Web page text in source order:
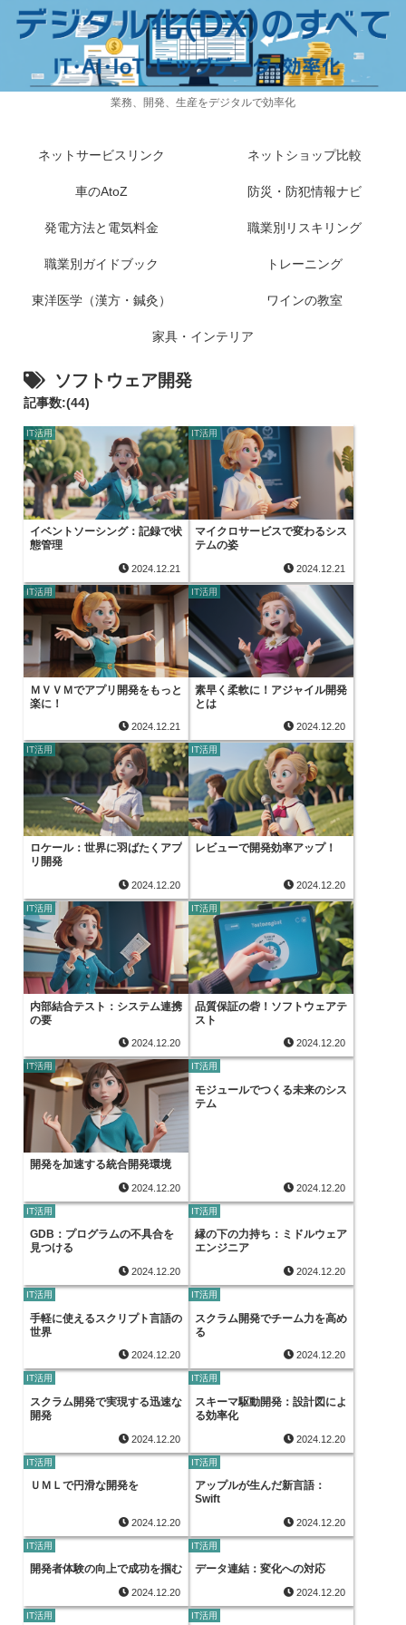
業務、開発、生産をデジタルで効率化
ネットサービスリンク ネットショップ比較
車のAtoZ 防災・防犯情報ナビ
発電方法と電気料金 職業別リスキリング
職業別ガイドブック トレーニング
東洋医学（漢方・鍼灸） ワインの教室
家具・インテリア
ソフトウェア開発
記事数:(44)
IT活用
イベントソーシング：記録で状
態管理
2024.12.21
IT活用
マイクロサービスで変わるシス
テムの姿
2024.12.21
IT活用
ＭＶＶＭでアプリ開発をもっと
楽に！
2024.12.21
IT活用
素早く柔軟に！アジャイル開発
とは
2024.12.20
IT活用
ロケール：世界に羽ばたくアプ
リ開発
2024.12.20
IT活用
レビューで開発効率アップ！
2024.12.20
IT活用
内部結合テスト：システム連携
の要
2024.12.20
IT活用
品質保証の砦！ソフトウェアテ
スト
2024.12.20
IT活用
開発を加速する統合開発環境
2024.12.20
IT活用
モジュールでつくる未来のシス
テム
2024.12.20
IT活用
GDB：プログラムの不具合を
見つける
2024.12.20
IT活用
縁の下の力持ち：ミドルウェア
エンジニア
2024.12.20
IT活用
手軽に使えるスクリプト言語の
世界
2024.12.20
IT活用
スクラム開発でチーム力を高め
る
2024.12.20
IT活用
スクラム開発で実現する迅速な
開発
2024.12.20
IT活用
スキーマ駆動開発：設計図によ
る効率化
2024.12.20
IT活用
ＵＭＬで円滑な開発を
2024.12.20
IT活用
アップルが生んだ新言語：
Swift
2024.12.20
IT活用
開発者体験の向上で成功を掴む
2024.12.20
IT活用
データ連結：変化への対応
2024.12.20
IT活用 IT活用